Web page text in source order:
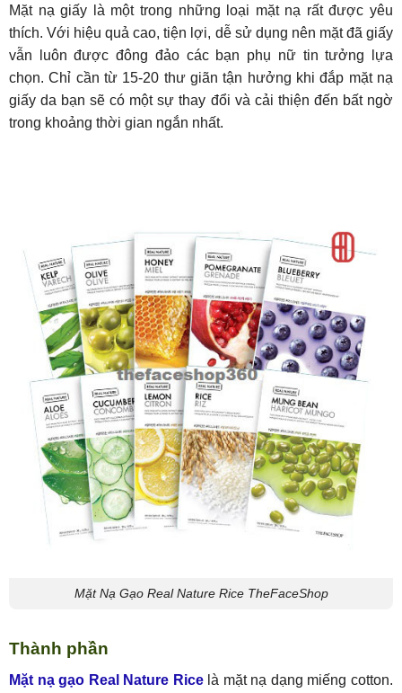
Mặt nạ giấy là một trong những loại mặt nạ rất được yêu
thích. Với hiệu quả cao, tiện lợi, dễ sử dụng nên mặt đã giấy
vẫn luôn được đông đảo các bạn phụ nữ tin tưởng lựa
chọn. Chỉ cần từ 15-20 thư giãn tận hưởng khi đắp mặt nạ
giấy da bạn sẽ có một sự thay đổi và cải thiện đến bất ngờ
trong khoảng thời gian ngắn nhất.
Mặt Nạ Gạo Real Nature Rice TheFaceShop
Thành phần
Mặt nạ gạo Real Nature Ricelà mặt nạ dạng miếng cotton.